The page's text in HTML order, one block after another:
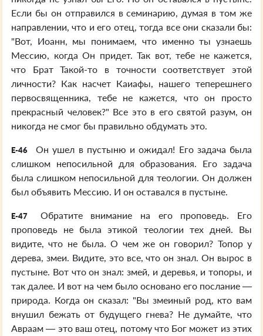
Если бы он отправился в семинарию, думая в том же
направлении, что и его отец, тогда все они сказали бы:
"Вот, Иоанн, мы понимаем, что именно ты узнаешь
Мессию, когда Он придет. Так вот, тебе не кажется,
что Брат Такой-то в точности соответствует этой
личности? Как насчет Каиафы, нашего теперешнего
первосвященника, тебе не кажется, что он просто
прекрасный человек?" Все это в его святой разум, он
никогда не смог бы правильно обдумать это.
E-46
Он ушел в пустыню и ожидал! Его задача была
слишком непосильной для образования. Его задача
была слишком непосильной для теологии. Он должен
был объявить Мессию. И он оставался в пустыне.
E-47
Обратите внимание на его проповедь. Его
проповедь не была этикой теологии тех дней. Вы
видите, что не была. О чем же он говорил? Топор у
дерева, змеи. Видите, это все, что он знал. Он вырос в
пустыне. Вот что он знал: змей, и деревья, и топоры, и
так далее. И вот на чем было основано его послание —
природа. Когда он сказал: "Вы змеиный род, кто вам
внушил бежать от будущего гнева? Не думайте, что
Авраам — это ваш отец, потому что Бог может из этих